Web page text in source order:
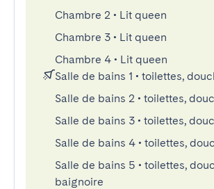
Chambre 2 • Lit queen
Chambre 3 • Lit queen
Chambre 4 • Lit queen
Salle de bains 1 • toilettes,
Salle de bains 2 • toilettes,
Salle de bains 3 • toilettes,
Salle de bains 4 • toilettes,
Salle de bains 5 • toilettes,
baignoire